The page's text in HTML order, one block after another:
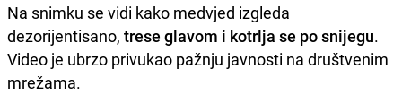
Na snimku se vidi kako medvjed izgleda
dezorijentisano, trese glavom i kotrlja se po snijegu.
Video je ubrzo privukao pažnju javnosti na društvenim
mrežama.